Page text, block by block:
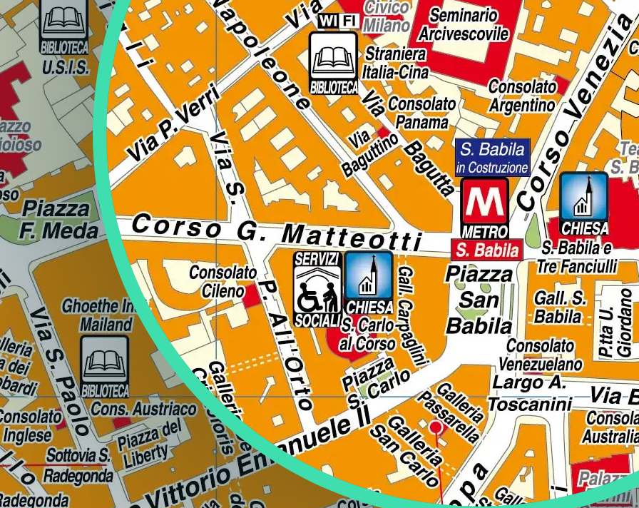
Regione
Sicilia
Regione
Toscana
Regione
Trentino-Alto Adige
Regione
Umbria
Regione
Veneto
Regione